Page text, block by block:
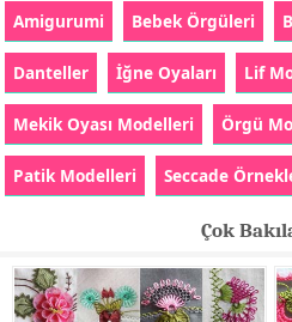
Amigurumi Bebek Örgüleri
Danteller İğne Oyaları Lif
Mekik Oyası Modelleri Örgü
Patik Modelleri Seccade
Çok